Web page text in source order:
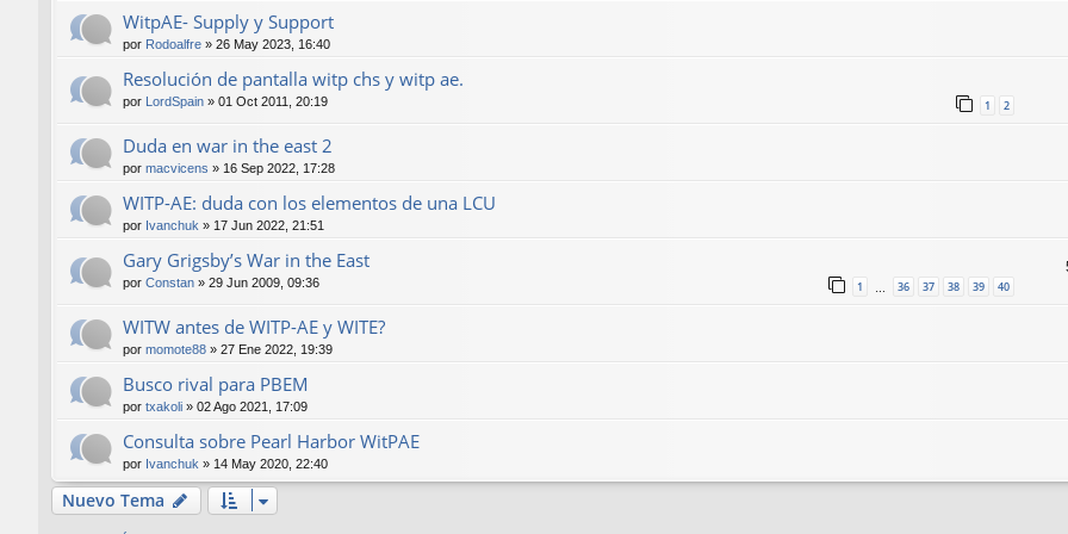
WitpAE- Supply y Support
por Rodoalfre » 26 May 2023, 16:40
Resolución de pantalla witp chs y witp ae.
por LordSpain » 01 Oct 2011, 20:19 1 2
Duda en war in the east 2
por macvicens » 16 Sep 2022, 17:28
WITP-AE: duda con los elementos de una LCU
por Ivanchuk » 17 Jun 2022, 21:51
Gary Grigsby’s War in the East
por Constan » 29 Jun 2009, 09:36 1 36 37 38 39 40
WITW antes de WITP-AE y WITE?
por momote88 » 27 Ene 2022, 19:39
Busco rival para PBEM
por txakoli » 02 Ago 2021, 17:09
Consulta sobre Pearl Harbor WitPAE
por Ivanchuk » 14 May 2020, 22:40
Nuevo Tema